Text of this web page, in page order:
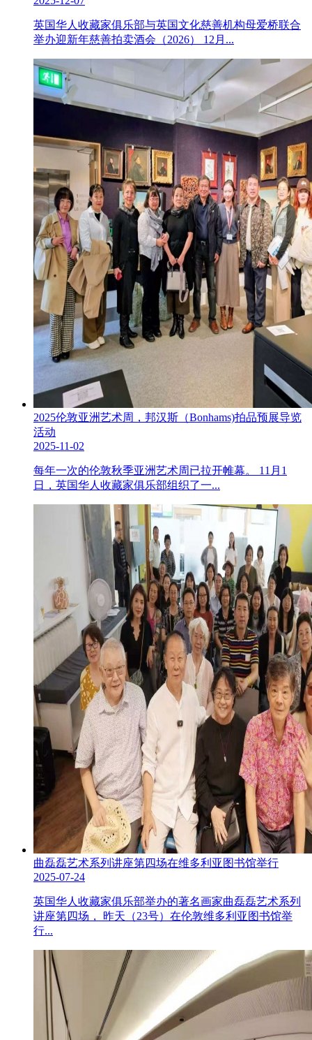
英国华人收藏家俱乐部与英国文化慈善机构母爱桥联合
举办迎新年慈善拍卖酒会（2026） 12月...
2025伦敦亚洲艺术周，邦汉斯（Bonhams)拍品预展导览
活动
2025-11-02
每年一次的伦敦秋季亚洲艺术周已拉开帷幕。 11月1
日，英国华人收藏家俱乐部组织了一...
曲磊磊艺术系列讲座第四场在维多利亚图书馆举行
2025-07-24
英国华人收藏家俱乐部举办的著名画家曲磊磊艺术系列
讲座第四场， 昨天（23号）在伦敦维多利亚图书馆举
行...